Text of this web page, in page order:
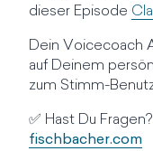
dieser Episode
Dein Voicecoach
auf Deinem
zum Stimm-
✅ Hast Du
fischbacher.com